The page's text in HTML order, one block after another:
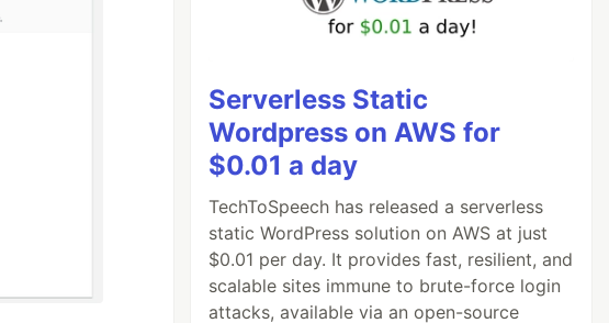
Serverless Static
Wordpress on AWS for
$0.01 a day
TechToSpeech has released a serverless
static WordPress solution on AWS at just
$0.01 per day. It provides fast, resilient, and
scalable sites immune to brute-force login
attacks, available via an open-source